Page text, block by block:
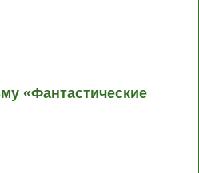
«Фантастические